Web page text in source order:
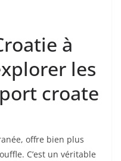
à
les
croate
offre bien plus
C’est un véritable